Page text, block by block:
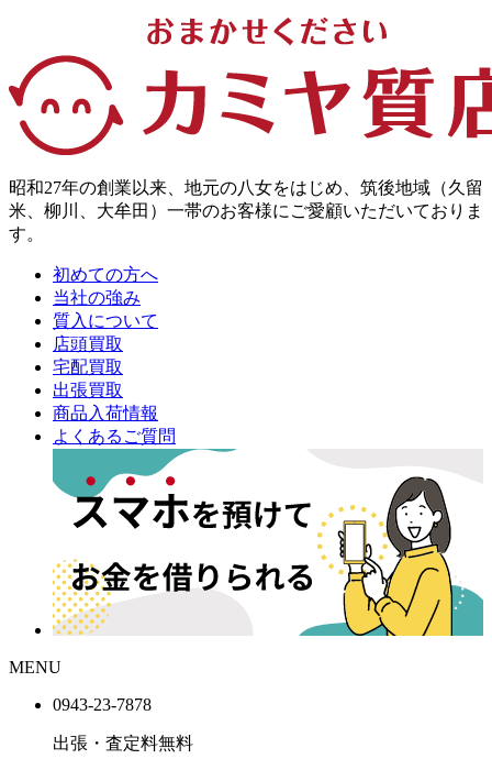
昭和27年の創業以来、地元の八女をはじめ、筑後地域（久留
米、柳川、大牟田）一帯のお客様にご愛顧いただいておりま
す。
初めての方へ
当社の強み
質入について
店頭買取
宅配買取
出張買取
商品入荷情報
よくあるご質問
MENU
0943-23-7878
出張・査定料無料